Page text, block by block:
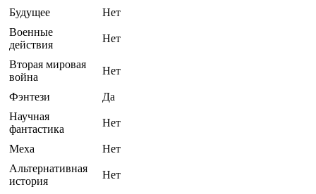
Будущее
Нет
Военные
действия
Нет
Вторая мировая
война
Нет
Фэнтези
Да
Научная
фантастика
Нет
Меха
Нет
Альтернативная
история
Нет